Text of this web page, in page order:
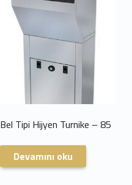
Bel Tipi Hijyen Turnike – 85
Devamını oku